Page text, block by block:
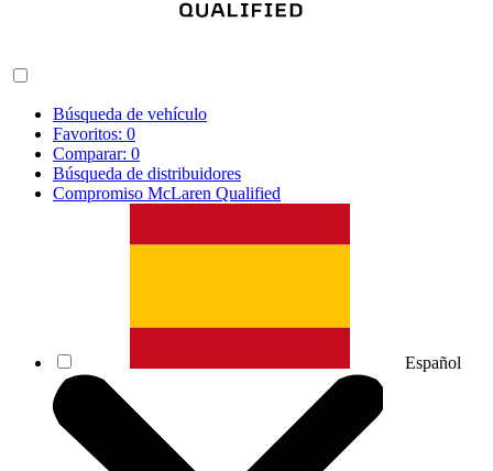
Búsqueda de vehículo
Favoritos: 0
Comparar: 0
Búsqueda de distribuidores
Compromiso McLaren Qualified
Español